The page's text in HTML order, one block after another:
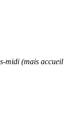
midi (mais accueil